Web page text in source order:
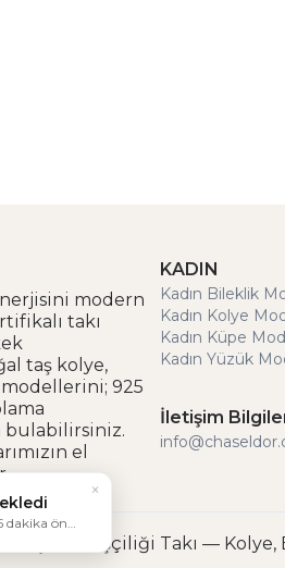
modern
takı
taş kolye,
925
bulabilirsiniz.
el
KADIN
Kadın Bileklik
Kadın Kolye
Kadın Küpe
Kadın Yüzük
İletişim
Taş ve El İşçiliği Takı —